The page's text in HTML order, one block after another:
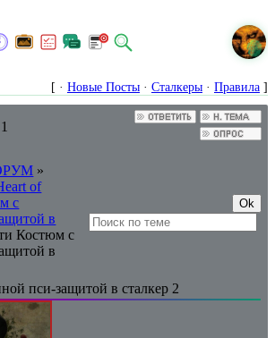
[ · Новые Посты · Сталкеры · Правила ]
1
»
of
с
в
Костюм с
в
пси-защитой в сталкер 2